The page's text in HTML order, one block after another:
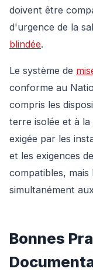
doivent être
d'urgence de la
blindée.
Le système de
conforme au
compris les
terre isolée et à
exigée par les
et les exigences
compatibles,
simultanément
Bonnes